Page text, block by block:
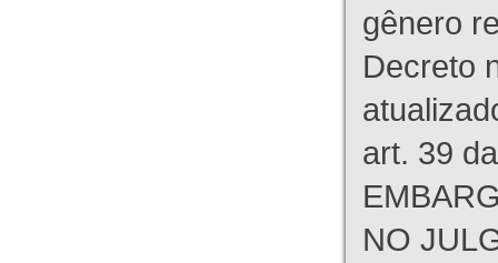
gênero
Decreto
art. 39
NO